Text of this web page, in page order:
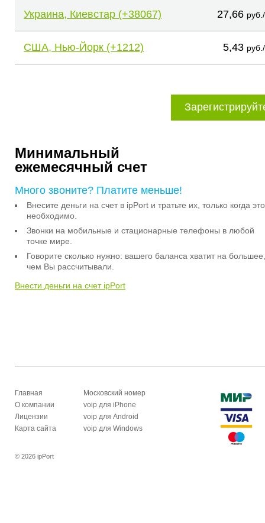
Украина, Киевстар (+38067) 27,66
США, Нью-Йорк (+1212) 5,43
Минимальный
ежемесячный счет
Много звоните? Платите меньше!
Внесите деньги на счет в ipPort и тратьте их, только когда это
необходимо.
Звонки на мобильные и стационарные телефоны в любой
точке мире.
Говорите сколько нужно: вашего баланса хватит на большее,
чем Вы рассчитывали.
Внести деньги на счет ipPort
Главная
О компании
Лицензии
Карта сайта
Московский номер
voip для iPhone
voip для Android
voip для Windows
© 2026 ipPort